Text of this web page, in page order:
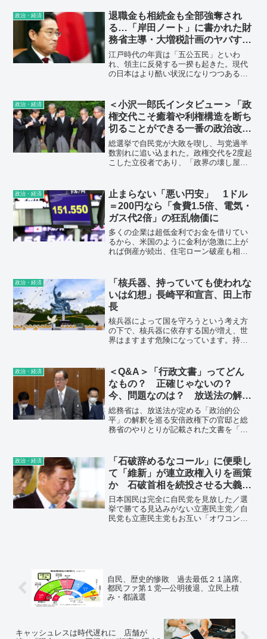
政治・経済
退職金も相続金も全部強奪され
る…「岸田ノート」に書かれた財
務省主導・大増税計画のヤバすぎ
る中身
江戸時代の年貢は「五公五民」といわ
れ、領主に反発する一揆も起きた。現代
の日本はより酷い状況になりつつある。
政治・経済
＜小沢一郎氏インタビュー＞「政
権交代こそ癒着や利権構造を断ち
切ることができる一番の政治改
革」「舞台裏で工作を仕掛けられ
る政治家がいない。僕がまた本格
的に動かざるを得ないかもしれな
総選挙で自民党が大敗を喫し、与党過半
数割れに追い込まれた。政権交代を2度起
こした立役者であり、「政界の壊し屋」
くつもりなのか、フリージャーナリス
ト・城本勝氏が問うた。
政治・経済
止まらない「悪い円安」 1ドル
＝200円なら「食費1.5倍、電気・
ガス代2倍」の狂乱物価に
多くの企業は超低金利でお金を借りてい
るから、米国のように金利が急激に上が
れば倒産が続出、住宅ローン破産も相次
政治・経済
「核兵器、持っていても使われな
いは幻想」長崎平和宣言、田上市
長
核兵器によって国を守ろうという考え方
の下で、核兵器に依存する国が増え、世
界はますます危険になっています。持っ
「存在する限りは使われる」。核兵器を
なくすことが、地球と人類の未来を守る
ための唯一の現実的な道だということ
を、今こそ私たちは認識しなければなり
ません。
政治・経済
＜Q&A＞「行政文書」ってどん
なもの？ 正確じゃないの？
今、問題なのは？ 放送法の解釈
巡り
総務省は、放送法が定める「政治的公
平」の解釈を巡る安倍政権下の官邸と総
務省のやりとりが記載された文書を「行
ものでしょうか。
政治・経済
「石破辞めるなコール」に便乗し
て「維新」が連立政権入りを画策
か 石破首相を続投させる大義名
分は“副首都構想”…古賀茂明
日本国民は完全に自民党を見放した／選
挙で勝てる見込みがない立憲民主党／自
民党も立憲民主党もお互い「オワコン」
自民、歴史的惨敗 過去最低２１議席、
都民ファ第１党―公明後退、立民上積
み・都議選
キャッシュレスは時代遅れに 店舗が